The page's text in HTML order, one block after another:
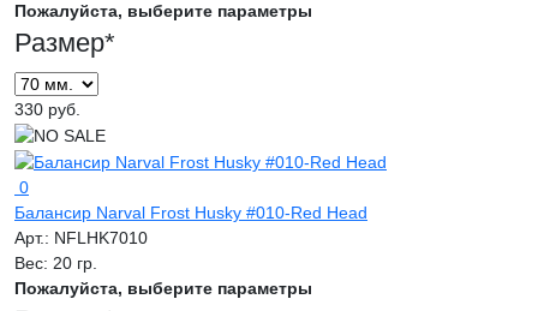
Пожалуйста, выберите параметры
Размер*
330 руб.
0
Балансир Narval Frost Husky #010-Red Head
Арт.: NFLHK7010
Вес: 20 гр.
Пожалуйста, выберите параметры